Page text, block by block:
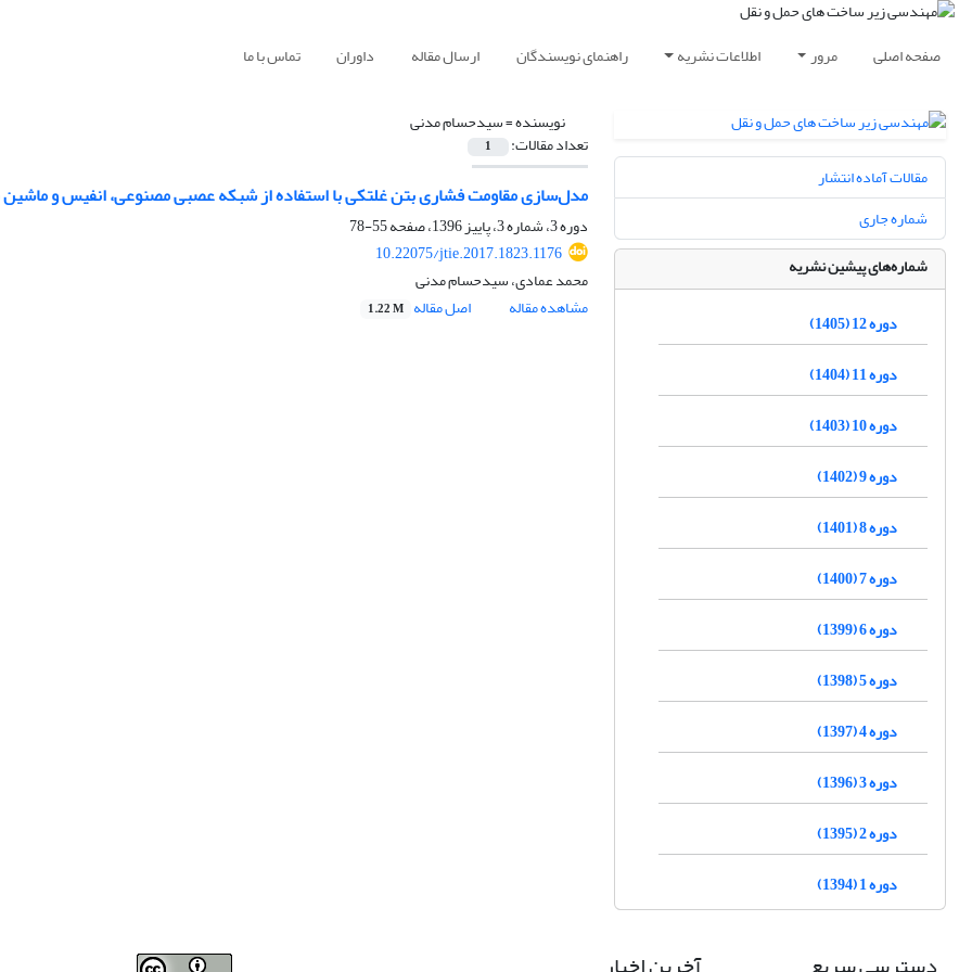
صفحه اصلی مرور اطلاعات نشریه راهنمای نویسندگان ارسال مقاله داوران تماس با ما
نویسنده =سیدحسام مدنی
تعداد مقالات: 1
مدل‌سازی مقاومت فشاری بتن غلتکی با استفاده از شبکه عصبی مصنوعی، انفیس و ماشین
دوره 3، شماره 3، پاییز 1396، صفحه
55-78
10.22075/jtie.2017.1823.1176
محمد عمادی، سیدحسام مدنی
مشاهده مقاله
اصل مقاله 1.22 M
مقالات آماده انتشار
شماره جاری
شماره‌های پیشین نشریه
دوره 12 (1405)
دوره 11 (1404)
دوره 10 (1403)
دوره 9 (1402)
دوره 8 (1401)
دوره 7 (1400)
دوره 6 (1399)
دوره 5 (1398)
دوره 4 (1397)
دوره 3 (1396)
دوره 2 (1395)
دوره 1 (1394)